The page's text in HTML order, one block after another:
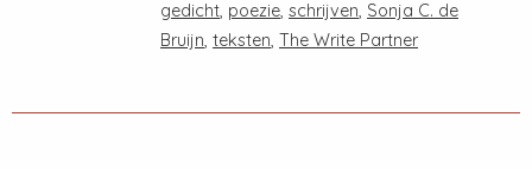
gedicht, poezie, schrijven, Sonja C. de
Bruijn, teksten, The Write Partner